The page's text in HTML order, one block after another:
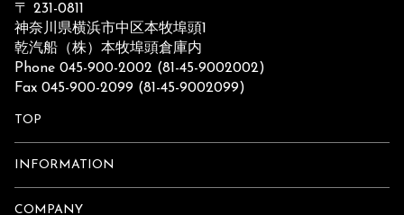
〒 231-0811
神奈川県横浜市中区本牧埠頭1
乾汽船（株）本牧埠頭倉庫内
Phone 045-900-2002 (81-45-9002002)
Fax 045-900-2099 (81-45-9002099)
TOP
INFORMATION
COMPANY